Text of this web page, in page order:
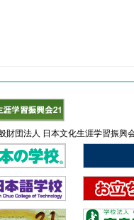
団法人 日本文化生涯学習振興